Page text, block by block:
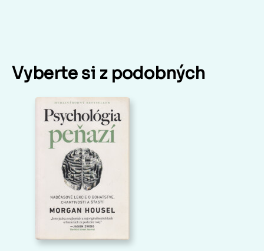
Vyberte si z podobných